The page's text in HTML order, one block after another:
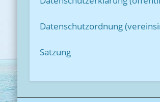
Datenschutzordnung
Satzung